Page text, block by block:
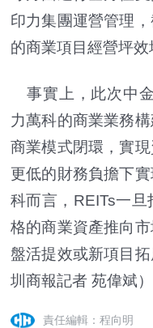
印力集團運營管理
的商業項目經營坪效
事實上，此次中
力萬科的商業業務
商業模式閉環，實
更低的財務負擔下
科而言，REITs一
格的商業資產推向
盤活提效或新項目
圳商報記者 苑偉斌）
責任編輯：程向明